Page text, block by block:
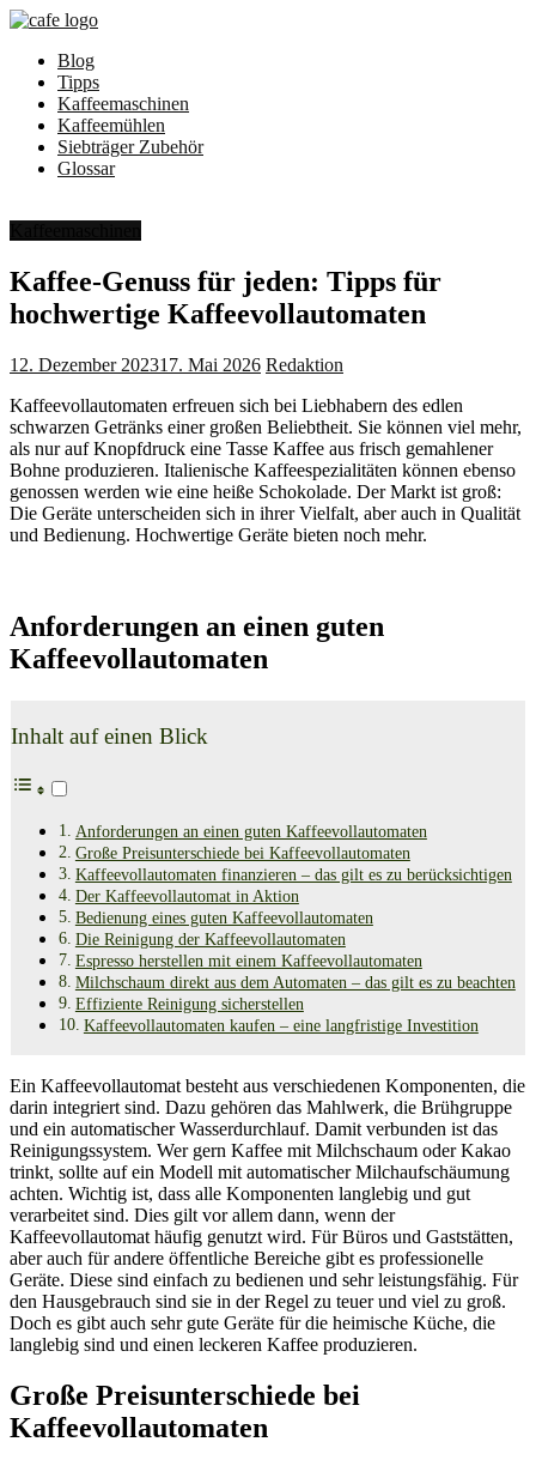
Zum
springen
Cafe-
Aroma
leckeres
Aroma
Blog
Tipps
Kaffeemaschinen
Kaffeemühlen
Siebträger Zubehör
Glossar
Kaffee-Genuss für jeden: Tipps für
hochwertige Kaffeevollautomaten
12. Dezember 202317. Mai 2026 Redaktion
Kaffeevollautomaten erfreuen sich bei Liebhabern des edlen
schwarzen Getränks einer großen Beliebtheit. Sie können viel mehr,
als nur auf Knopfdruck eine Tasse Kaffee aus frisch gemahlener
Bohne produzieren. Italienische Kaffeespezialitäten können ebenso
genossen werden wie eine heiße Schokolade. Der Markt ist groß:
Die Geräte unterscheiden sich in ihrer Vielfalt, aber auch in Qualität
und Bedienung. Hochwertige Geräte bieten noch mehr.
Anforderungen an einen guten
Kaffeevollautomaten
Inhalt auf einen Blick
Anforderungen an einen guten Kaffeevollautomaten
Große Preisunterschiede bei Kaffeevollautomaten
Kaffeevollautomaten finanzieren – das gilt es zu berücksichtigen
Der Kaffeevollautomat in Aktion
Bedienung eines guten Kaffeevollautomaten
Die Reinigung der Kaffeevollautomaten
Espresso herstellen mit einem Kaffeevollautomaten
Milchschaum direkt aus dem Automaten – das gilt es zu beachten
Effiziente Reinigung sicherstellen
Kaffeevollautomaten kaufen – eine langfristige Investition
Ein Kaffeevollautomat besteht aus verschiedenen Komponenten, die
darin integriert sind. Dazu gehören das Mahlwerk, die Brühgruppe
und ein automatischer Wasserdurchlauf. Damit verbunden ist das
Reinigungssystem. Wer gern Kaffee mit Milchschaum oder Kakao
trinkt, sollte auf ein Modell mit automatischer Milchaufschäumung
achten. Wichtig ist, dass alle Komponenten langlebig und gut
verarbeitet sind. Dies gilt vor allem dann, wenn der
Kaffeevollautomat häufig genutzt wird. Für Büros und Gaststätten,
aber auch für andere öffentliche Bereiche gibt es professionelle
Geräte. Diese sind einfach zu bedienen und sehr leistungsfähig. Für
den Hausgebrauch sind sie in der Regel zu teuer und viel zu groß.
Doch es gibt auch sehr gute Geräte für die heimische Küche, die
langlebig sind und einen leckeren Kaffee produzieren.
Große Preisunterschiede bei
Kaffeevollautomaten